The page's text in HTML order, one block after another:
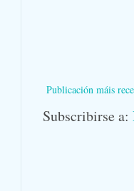
Publicación máis
Subscribirse a: